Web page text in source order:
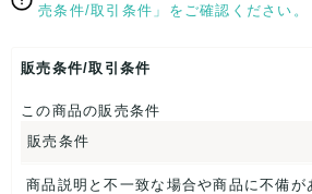
なし売条件/取引条件」をご確認ください。
販売条件/取引条件
この商品の販売条件
販売条件
商品説明と不一致な場合や商品に不備が